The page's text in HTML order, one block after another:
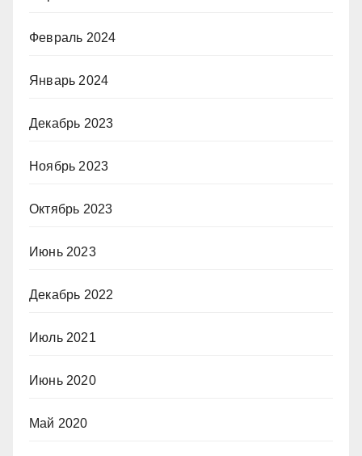
Февраль 2024
Январь 2024
Декабрь 2023
Ноябрь 2023
Октябрь 2023
Июнь 2023
Декабрь 2022
Июль 2021
Июнь 2020
Май 2020